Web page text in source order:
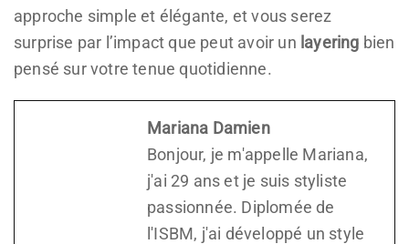
approche simple et élégante, et vous serez
surprise par l’impact que peut avoir un layering bien
pensé sur votre tenue quotidienne.
Mariana Damien
Bonjour, je m'appelle Mariana,
j'ai 29 ans et je suis styliste
passionnée. Diplomée de
l'ISBM, j'ai développé un style